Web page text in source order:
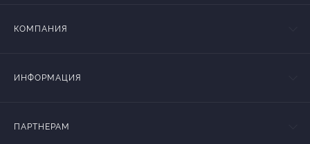
КОМПАНИЯ
ИНФОРМАЦИЯ
ПАРТНЕРАМ